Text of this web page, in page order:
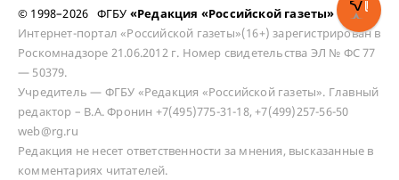
© 1998–2026 ФГБУ «Редакция «Российской газеты»
Интернет-портал «Российской газеты»(16+) зарегистрирован в
Роскомнадзоре 21.06.2012 г. Номер свидетельства ЭЛ № ФС 77
— 50379.
Учредитель — ФГБУ «Редакция «Российской газеты». Главный
редактор – В.А. Фронин +7(495)775-31-18, +7(499)257-56-50
web@rg.ru
Редакция не несет ответственности за мнения, высказанные в
комментариях читателей.